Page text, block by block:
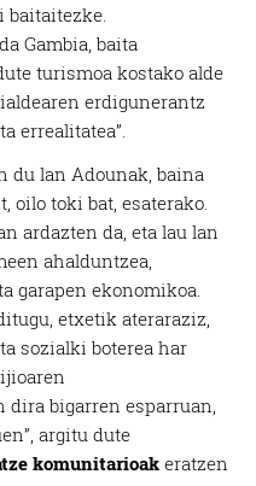
baitaitezke.
Gambia, baita
turismoa kostako alde
erdigunerantz
errealitatea”.
du lan Adounak, baina
oilo toki bat, esaterako.
ardazten da, eta lau lan
ahalduntzea,
garapen ekonomikoa.
etxetik ateraraziz,
sozialki boterea har
dira bigarren esparruan,
argitu dute
komunitarioak eratzen